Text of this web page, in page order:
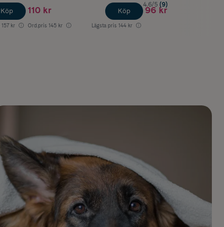
157 kr
Köp 110 kr
Ord.pris 145 kr Lägsta pris 144 kr
Köp
4.6/5 (9)
96 kr